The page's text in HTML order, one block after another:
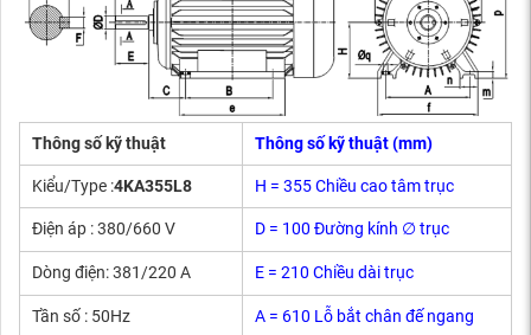
Thông số kỹ thuật Thông số kỹ thuật (mm)
Kiểu/Type :4KA355L8 H = 355 Chiều cao tâm trục
Điện áp : 380/660 V D = 100 Đường kính ∅ trục
Dòng điện: 381/220 A E = 210 Chiều dài trục
Tần số : 50Hz A = 610 Lỗ bắt chân đế ngang